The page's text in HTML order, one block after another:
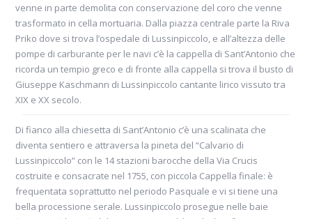
venne in parte demolita con conservazione del coro che venne
trasformato in cella mortuaria. Dalla piazza centrale parte la Riva
Priko dove si trova l’ospedale di Lussinpiccolo, e all’altezza delle
pompe di carburante per le navi c’è la cappella di Sant’Antonio che
ricorda un tempio greco e di fronte alla cappella si trova il busto di
Giuseppe Kaschmann di Lussinpiccolo cantante lirico vissuto tra
XIX e XX secolo.
Di fianco alla chiesetta di Sant’Antonio c’è una scalinata che
diventa sentiero e attraversa la pineta del “Calvario di
Lussinpiccolo” con le 14 stazioni barocche della Via Crucis
costruite e consacrate nel 1755, con piccola Cappella finale: è
frequentata soprattutto nel periodo Pasquale e vi si tiene una
bella processione serale. Lussinpiccolo prosegue nelle baie